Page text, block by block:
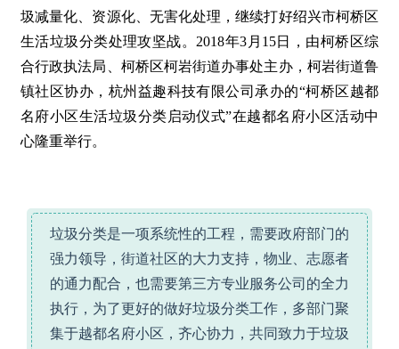
圾减量化、资源化、无害化处理，继续打好绍兴市柯桥区
生活垃圾分类处理攻坚战。2018年3月15日，由柯桥区综
合行政执法局、柯桥区柯岩街道办事处主办，柯岩街道鲁
镇社区协办，杭州益趣科技有限公司承办的“柯桥区越都
名府小区生活垃圾分类启动仪式”在越都名府小区活动中
心隆重举行。
垃圾分类是一项系统性的工程，需要政府部门的
强力领导，街道社区的大力支持，物业、志愿者
的通力配合，也需要第三方专业服务公司的全力
执行，为了更好的做好垃圾分类工作，多部门聚
集于越都名府小区，齐心协力，共同致力于垃圾